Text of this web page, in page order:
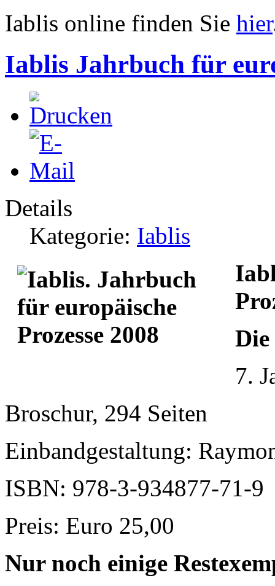
Iablis online finden Sie hier
Iablis Jahrbuch für
Details
Kategorie: Iablis
7.
Broschur, 294 Seiten
Einbandgestaltung:
ISBN: 978-3-934877-71-9
Preis: Euro 25,00
Nur noch einige